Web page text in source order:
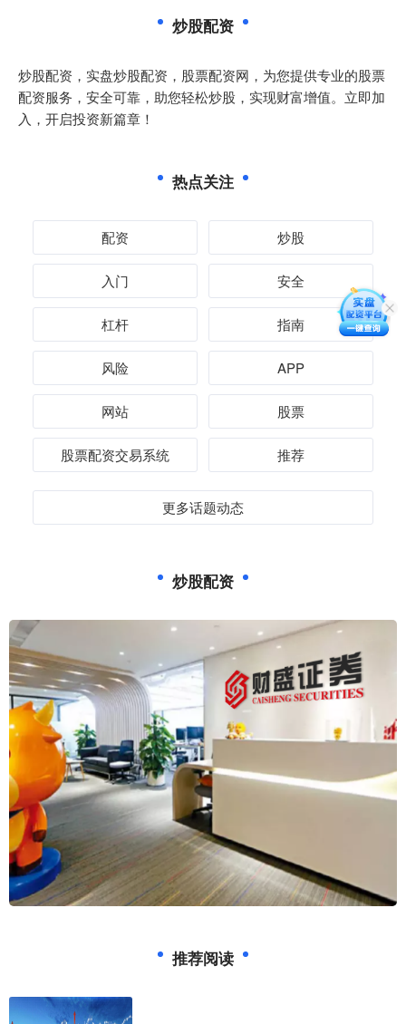
炒股配资
炒股配资，实盘炒股配资，股票配资网，为您提供专业的股票
配资服务，安全可靠，助您轻松炒股，实现财富增值。立即加
入，开启投资新篇章！
热点关注
配资 炒股
入门 安全
杠杆 指南
风险 APP
网站 股票
股票配资交易系统 推荐
更多话题动态
炒股配资
推荐阅读